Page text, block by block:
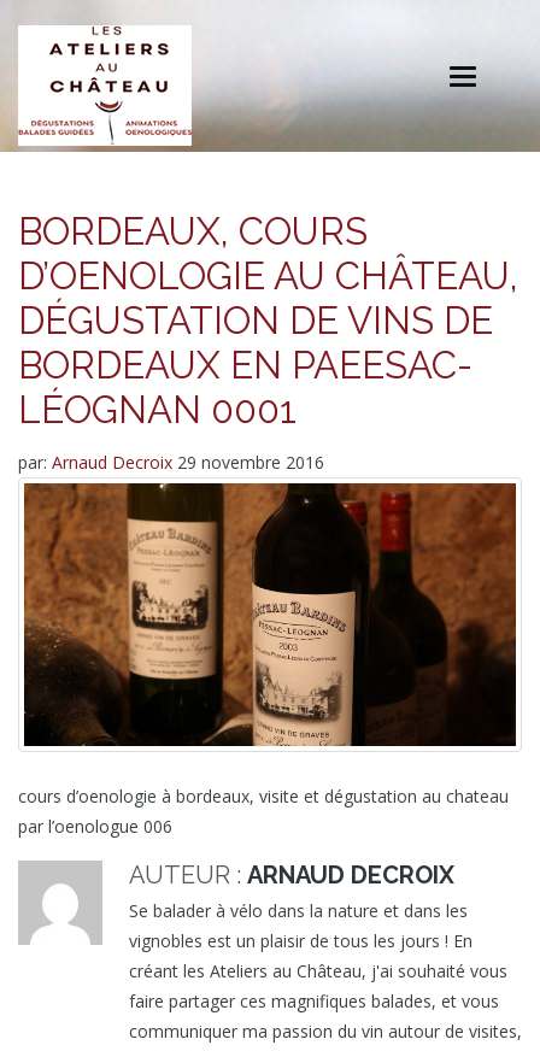
Toggle
BORDEAUX, COURS
D’OENOLOGIE AU CHÂTEAU,
DÉGUSTATION DE VINS DE
BORDEAUX EN PAEESAC-
LÉOGNAN 0001
par: Arnaud Decroix 29 novembre 2016
cours d’oenologie à bordeaux, visite et dégustation au chateau
par l’oenologue 006
AUTEUR : ARNAUD DECROIX
Se balader à vélo dans la nature et dans les
vignobles est un plaisir de tous les jours ! En
créant les Ateliers au Château, j'ai souhaité vous
faire partager ces magnifiques balades, et vous
communiquer ma passion du vin autour de visites,